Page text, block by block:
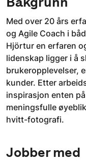
Med over 20 års
og Agile Coach i
Hjörtur en erfaren
lidenskap ligger i å
brukeropplevelser,
kunder. Etter
inspirasjon enten
meningsfulle
hvitt-fotografi.
Jobber med